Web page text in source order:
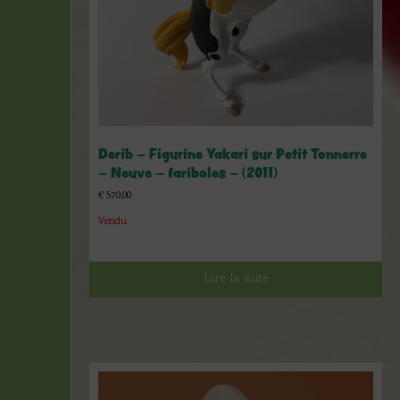
Derib – Figurine Yakari sur Petit Tonnerre
– Neuve – fariboles – (2011)
€ 570,00
Vendu
Lire la suite